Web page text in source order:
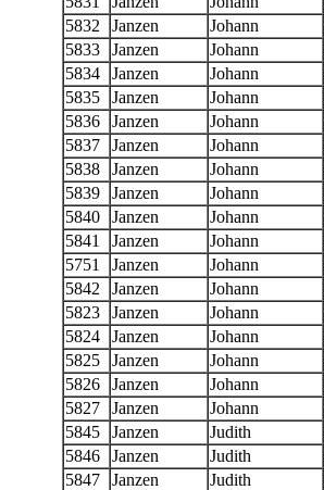
5832
Janzen Johann
5833
Janzen Johann
5834
Janzen Johann
5835
Janzen Johann
5836
Janzen Johann
5837
Janzen Johann
5838
Janzen Johann
5839
Janzen Johann
5840
Janzen Johann
5841
Janzen Johann
5751
Janzen Johann
5842
Janzen Johann
5823
Janzen Johann
5824
Janzen Johann
5825
Janzen Johann
5826
Janzen Johann
5827
Janzen Johann
5845
Janzen Judith
5846
Janzen Judith
5847
Janzen Judith